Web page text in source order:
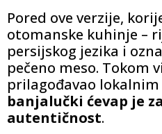
Pored ove verzije,
otomanske kuhinje –
persijskog jezika i
pečeno meso. Tokom
prilagođavao
banjalučki ćevap je
autentičnost.